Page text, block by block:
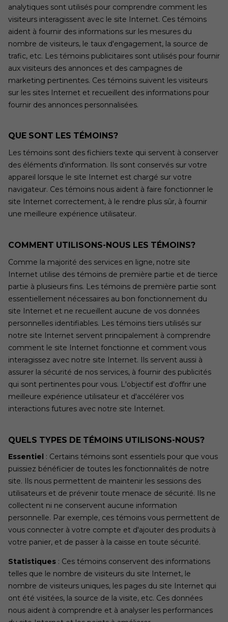
analytiques sont utilisés pour comprendre comment les
visiteurs interagissent avec le site Internet. Ces témoins
aident à fournir des informations sur les mesures du
nombre de visiteurs, le taux d'engagement, la source de
trafic, etc. Les témoins publicitaires sont utilisés pour fournir
aux visiteurs des annonces et des campagnes de
marketing pertinentes. Ces témoins suivent les visiteurs
sur les sites Internet et recueillent des informations pour
fournir des annonces personnalisées.
QUE SONT LES TÉMOINS?
Les témoins sont des fichiers texte qui servent à conserver
des éléments d'information. Ils sont conservés sur votre
appareil lorsque le site Internet est chargé sur votre
navigateur. Ces témoins nous aident à faire fonctionner le
site Internet correctement, à le rendre plus sûr, à fournir
une meilleure expérience utilisateur.
COMMENT UTILISONS-NOUS LES TÉMOINS?
Comme la majorité des services en ligne, notre site
Internet utilise des témoins de première partie et de tierce
partie à plusieurs fins. Les témoins de première partie sont
essentiellement nécessaires au bon fonctionnement du
site Internet et ne recueillent aucune de vos données
personnelles identifiables. Les témoins tiers utilisés sur
notre site Internet servent principalement à comprendre
comment le site Internet fonctionne et comment vous
interagissez avec notre site Internet. Ils servent aussi à
assurer la sécurité de nos services, à fournir des publicités
qui sont pertinentes pour vous. L'objectif est d'offrir une
meilleure expérience utilisateur et d'accélérer vos
interactions futures avec notre site Internet.
QUELS TYPES DE TÉMOINS UTILISONS-NOUS?
Essentiel : Certains témoins sont essentiels pour que vous
puissiez bénéficier de toutes les fonctionnalités de notre
site. Ils nous permettent de maintenir les sessions des
utilisateurs et de prévenir toute menace de sécurité. Ils ne
collectent ni ne conservent aucune information
personnelle. Par exemple, ces témoins vous permettent de
vous connecter à votre compte et d'ajouter des produits à
votre panier, et de passer à la caisse en toute sécurité.
Statistiques : Ces témoins conservent des informations
telles que le nombre de visiteurs du site Internet, le
nombre de visiteurs uniques, les pages du site Internet qui
ont été visitées, la source de la visite, etc. Ces données
nous aident à comprendre et à analyser les performances